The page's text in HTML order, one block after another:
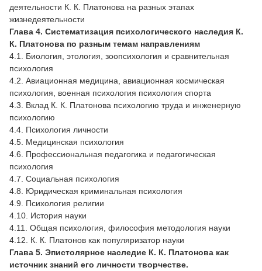
деятельности К. К. Платонова на разных этапах
жизнедеятельности
Глава 4. Систематизация психологического наследия К.
К. Платонова по разным темам направлениям
4.1. Биология, этология, зоопсихология и сравнительная
психология
4.2. Авиационная медицина, авиационная космическая
психология, военная психология психология спорта
4.3. Вклад К. К. Платонова психологию труда и инженерную
психологию
4.4. Психология личности
4.5. Медицинская психология
4.6. Профессиональная педагогика и педагогическая
психология
4.7. Социальная психология
4.8. Юридическая криминальная психология
4.9. Психология религии
4.10. История науки
4.11. Общая психология, философия методология науки
4.12. К. К. Платонов как популяризатор науки
Глава 5. Эпистолярное наследие К. К. Платонова как
источник знаний его личности творчестве.